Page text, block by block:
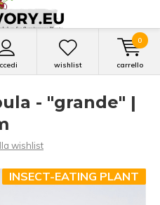
wishlist carrello
0
- "grande" |
wishlist
INSECT-EATING PLANT